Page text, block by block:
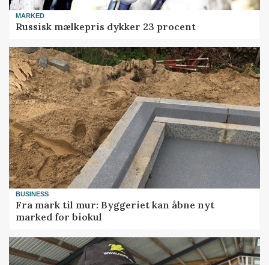
MARKED
Russisk mælkepris dykker 23 procent
BUSINESS
Fra mark til mur: Byggeriet kan åbne nyt
marked for biokul